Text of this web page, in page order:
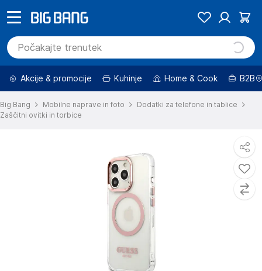
Akcije & promocije Kuhinje Home & Cook B2B
Big Bang Mobilne naprave in foto
Dodatki za telefone in tablice
Zaščitni ovitki in torbice